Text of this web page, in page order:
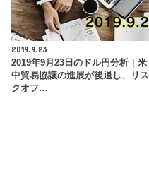
2019.9.23
2019年9月23日のドル円分析｜米
中貿易協議の進展が後退し、リス
クオフ…